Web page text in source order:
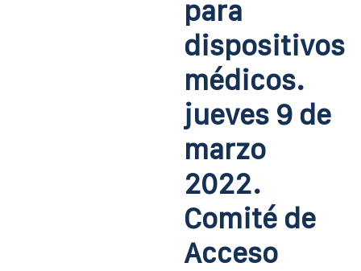
para
dispositivos
médicos.
jueves 9 de
marzo
2022.
Comité de
Acceso